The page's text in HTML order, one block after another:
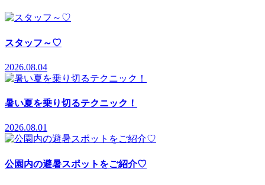
スタッフ～♡
2026.08.04
暑い夏を乗り切るテクニック！
2026.08.01
公園内の避暑スポットをご紹介♡